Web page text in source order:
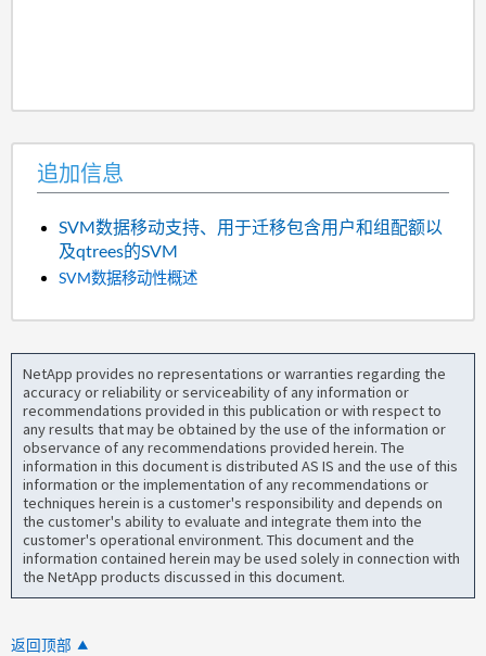
追加信息
SVM数据移动支持、用于迁移包含用户和组配额以
及qtrees的SVM
SVM数据移动性概述
NetApp provides no representations or warranties regarding the
accuracy or reliability or serviceability of any information or
recommendations provided in this publication or with respect to
any results that may be obtained by the use of the information or
observance of any recommendations provided herein. The
information in this document is distributed AS IS and the use of this
information or the implementation of any recommendations or
techniques herein is a customer's responsibility and depends on
the customer's ability to evaluate and integrate them into the
customer's operational environment. This document and the
information contained herein may be used solely in connection with
the NetApp products discussed in this document.
返回顶部